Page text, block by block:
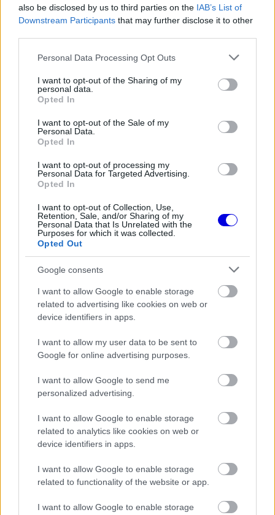
also be disclosed by us to third parties on the IAB’s List of
Downstream Participants that may further disclose it to other
Please note that this website/app uses one or more Google
not limited to your visit or usage behaviour. You may click to
grant or deny consent to Google and its third-party tags to
use your data for below specified purposes in below Google
consent section.
Personal Data Processing Opt Outs
I want to opt-out of the Sharing of my
personal data.
Opted In
I want to opt-out of the Sale of my
Personal Data.
Opted In
I want to opt-out of processing my
Personal Data for Targeted Advertising.
Opted In
I want to opt-out of Collection, Use,
Retention, Sale, and/or Sharing of my
Personal Data that Is Unrelated with the
Purposes for which it was collected.
Opted Out
Google consents
I want to allow Google to enable storage
related to advertising like cookies on web or
device identifiers in apps.
I want to allow my user data to be sent to
Google for online advertising purposes.
I want to allow Google to send me
personalized advertising.
I want to allow Google to enable storage
related to analytics like cookies on web or
device identifiers in apps.
I want to allow Google to enable storage
related to functionality of the website or app.
I want to allow Google to enable storage
is
loading.
This
window.
The media could not be loaded, either because
the server or network failed or because the format
versenyző rendkívül frusztrált volt a kiesés miatt,
a történtek után pedig azonnal kifejezte a
sajnálatát.
EZEKET IS AJÁNLJUK
Kockázatos ötlettel villant a
Ferrari, hamarosan mindenki ezt
másolhatja
Sainz visszatérne a Red Bullhoz,
ahol a győzelemért harcolhatna
FORMA-1
Verstappen útjába a jövőben